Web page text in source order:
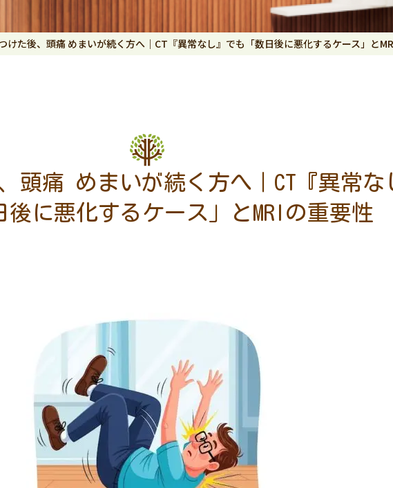
けた後、頭痛 めまいが続く方へ｜CT『異常なし』でも「数日後に悪化するケース」と
頭痛 めまいが続く方へ｜CT『異常な
後に悪化するケース」とMRIの重要性